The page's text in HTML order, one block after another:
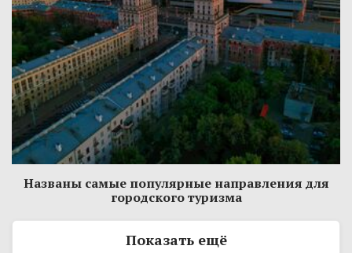
Названы самые популярные направления для
городского туризма
Показать ещё